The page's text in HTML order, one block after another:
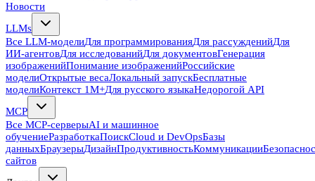
Новости
LLMs
Все LLM-моделиДля программированияДля рассужденийДля
ИИ-агентовДля исследованийДля документовГенерация
изображенийПонимание изображенийРоссийские
моделиОткрытые весаЛокальный запускБесплатные
моделиКонтекст 1M+Для русского языкаНедорогой API
MCP
Все MCP-серверыAI и машинное
обучениеРазработкаПоискCloud и DevOpsБазы
данныхБраузерыДизайнПродуктивностьКоммуникации
сайтов